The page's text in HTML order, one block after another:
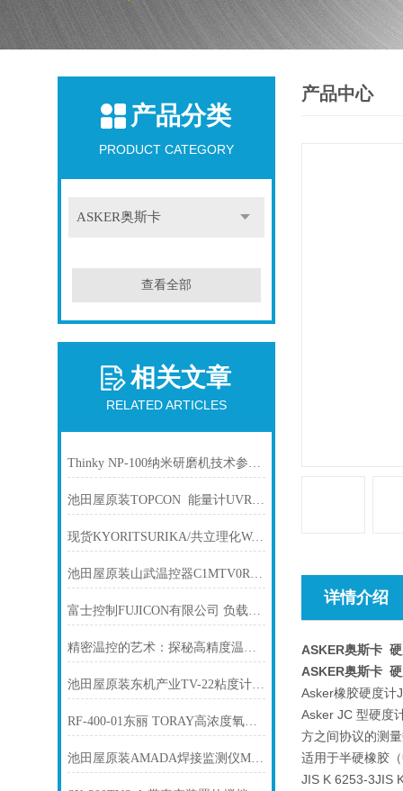
产品分类
PRODUCT CATEGORY
ASKER奥斯卡
查看全部
相关文章
RELATED ARTICLES
Thinky NP-100纳米研磨机技术参数与应用解析
池田屋原装TOPCON 能量计UVR-T2产品技术技术参数
现货KYORITSURIKA/共立理化WAK-HYD肼(联氨)水质离子测试包测试盒
池田屋原装山武温控器C1MTV0RA0300产品介绍技术参
富士控制FUJICON有限公司 负载管理装置“CHECK MAN CM-8”
精密温控的艺术：探秘高精度温度控制器的非凡应用与未来展望
池田屋原装东机产业TV-22粘度计产品介绍技术参
RF-400-01东丽 TORAY高浓度氧化锆氧气分析仪
池田屋原装AMADA焊接监测仪MM-122A产品介绍技术参
产品中心
详情介绍
ASKER奥斯卡
ASKER奥斯卡
Asker橡胶硬度计
Asker JC 型硬度
方之间协议的测
适用于半硬橡胶
JIS K 6253-3JIS